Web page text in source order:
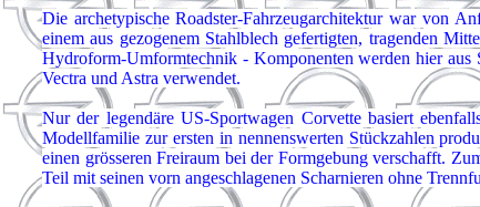
Die archetypische Roadster-Fahrzeugarchitektur war von
einem aus gezogenem Stahlblech gefertigten, tragenden
Hydroform-Umformtechnik - Komponenten werden hier
Vectra und Astra verwendet.
Nur der legendäre US-Sportwagen Corvette basiert
Modellfamilie zur ersten in nennenswerten Stückzahlen
einen grösseren Freiraum bei der Formgebung verschafft.
Teil mit seinen vorn angeschlagenen Scharnieren ohne